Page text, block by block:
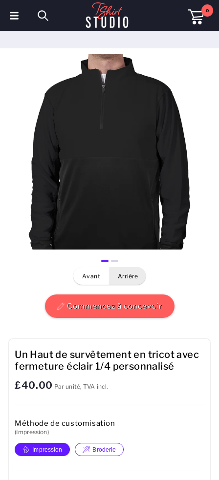
0
Chapeaux et Casquettes
Vêtements de sport
Vêtements de travail
Polaires & Vestes
Haute visibilité
Hommes
Tasses
avant arrière
Commencez à concevoir
Un Haut de survêtement en tricot avec
fermeture éclair 1/4 personnalisé
£40.00 Par unité, TVA incl.
Méthode de customisation
(Impression)
Impression Broderie